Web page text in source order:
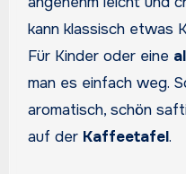
kann klassisch etwas
Für Kinder oder eine
man es einfach weg.
aromatisch, schön
auf der Kaffeetafel.